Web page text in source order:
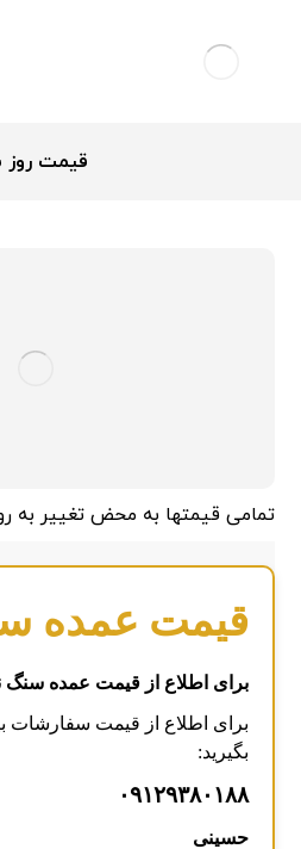
قیمت
تمامی قیمتها به محض تغییر به
قیمت عمده
برای اطلاع از قیمت عمده سنگ
بگیرید:
۰۹۱۲۹۳۸۰۱۸۸
حسینی